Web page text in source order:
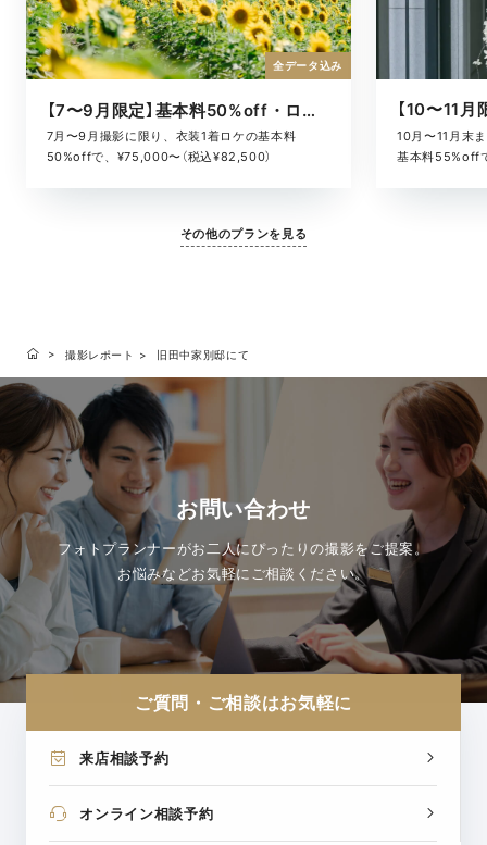
【7〜9月限定】基本料50%off・ロケキャンペーン
7月〜9月撮影に限り、衣装1着ロケの基本料
50%offで、¥75,000〜（税込¥82,500）
全データ込み
10月〜11月末
基本料55%off
その他のプランを見る
撮影レポート 旧田中家別邸にて
お問い合わせ
フォトプランナーがお二人にぴったりの撮影をご提案。
お悩みなどお気軽にご相談ください。
ご質問・ご相談はお気軽に
来店相談予約
オンライン相談予約